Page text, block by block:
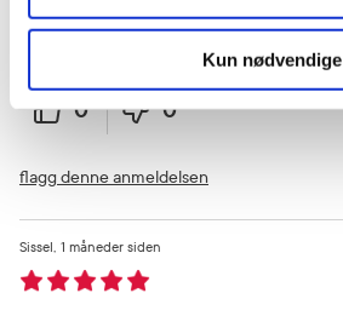
Kun nødvendige
Var denne anmeldelsen nyttig?
0 0
flagg denne anmeldelsen
1 måneder siden
Sissel